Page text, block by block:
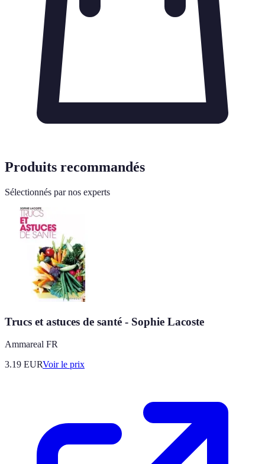
Produits recommandés
Sélectionnés par nos experts
Trucs et astuces de santé - Sophie Lacoste
Ammareal FR
3.19 EURVoir le prix